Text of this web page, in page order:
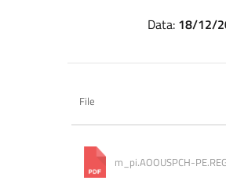
Data: 18/12/
File
m_pi.AOOUSPCH-